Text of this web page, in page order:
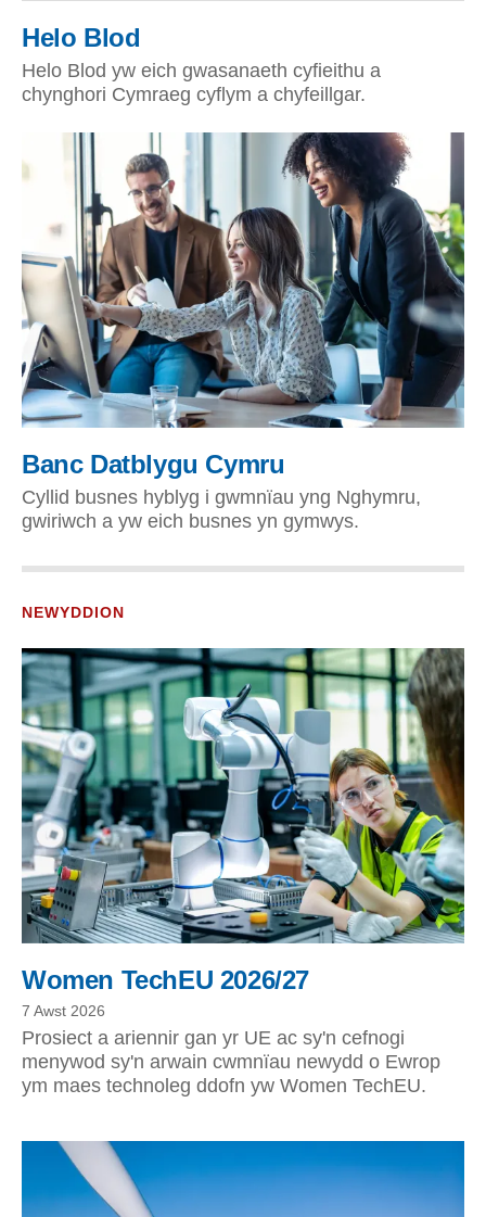
Helo Blod
Helo Blod yw eich gwasanaeth cyfieithu a
chynghori Cymraeg cyflym a chyfeillgar.
Banc Datblygu Cymru
Cyllid busnes hyblyg i gwmnïau yng Nghymru,
gwiriwch a yw eich busnes yn gymwys.
NEWYDDION
Women TechEU 2026/27
7 Awst 2026
Prosiect a ariennir gan yr UE ac sy'n cefnogi
menywod sy'n arwain cwmnïau newydd o Ewrop
ym maes technoleg ddofn yw Women TechEU.